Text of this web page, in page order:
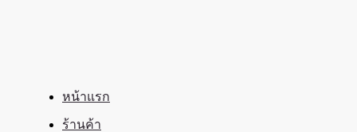
หน้าแรก
ร้านค้า